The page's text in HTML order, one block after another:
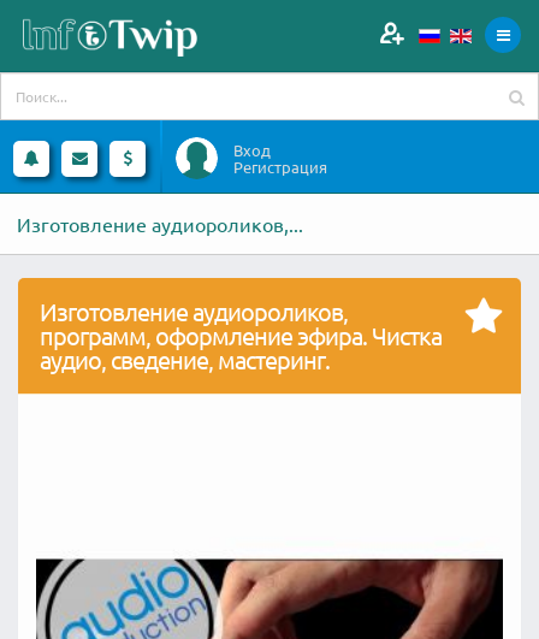
Вход
Регистрация
Изготовление аудиороликов,...
Изготовление аудиороликов,
программ, оформление эфира. Чистка
аудио, сведение, мастеринг.